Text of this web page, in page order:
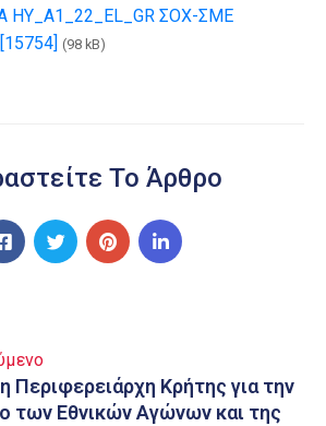
ΣΟΧ-ΣΜΕ
(98 kB)
Το Άρθρο
Περιφερειάρχη Κρήτης για την
των Εθνικών Αγώνων και της